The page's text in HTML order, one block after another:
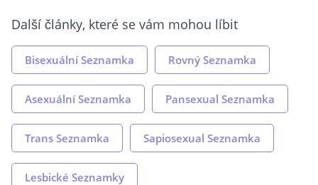
Další články, které se vám mohou líbit
Bisexuální Seznamka Rovný Seznamka
Asexuální Seznamka Pansexual Seznamka
Trans Seznamka Sapiosexual Seznamka
Lesbické Seznamky